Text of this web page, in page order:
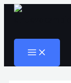
Ir
contenido
MAIN
Navegación
entradas
Escribe
Nombre*
Correo
Web